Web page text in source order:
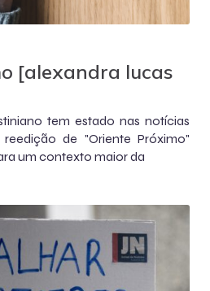
[alexandra lucas
tem estado nas notícias
de "Oriente Próximo"
um contexto maior da